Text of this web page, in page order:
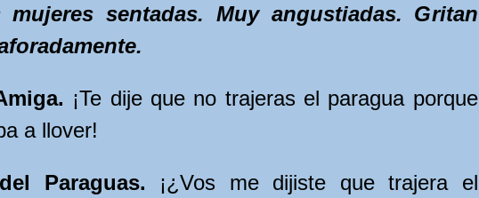
mujeres sentadas. Muy angustiadas. Gritan
¡Te dije que no trajeras el paragua porque
a llover!
Paraguas. ¡¿Vos me dijiste que trajera el